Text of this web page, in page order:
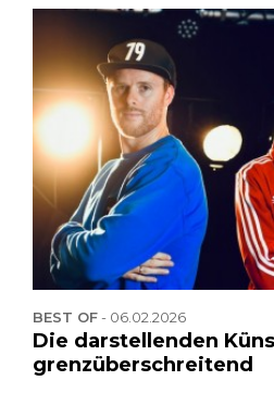
BEST OF- 06.02.2026
Die darstellenden
grenzüberschreitend